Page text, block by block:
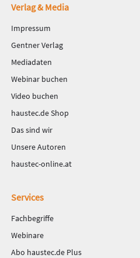
Verlag & Media
Impressum
Gentner Verlag
Mediadaten
Webinar buchen
Video buchen
haustec.de Shop
Das sind wir
Unsere Autoren
haustec-online.at
Services
Fachbegriffe
Webinare
Abo haustec.de Plus